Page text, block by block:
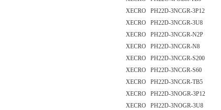
XECRO PH22D-3NCGR-3P12
XECRO PH22D-3NCGR-3U8
XECRO PH22D-3NCGR-N2P
XECRO PH22D-3NCGR-N8
XECRO PH22D-3NCGR-S200
XECRO PH22D-3NCGR-S60
XECRO PH22D-3NCGR-TB5
XECRO PH22D-3NOGR-3P12
XECRO PH22D-3NOGR-3U8